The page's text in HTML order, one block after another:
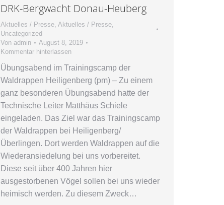
DRK-Bergwacht Donau-Heuberg
Aktuelles / Presse, Aktuelles / Presse,
Uncategorized
Von admin
August 8, 2019
Kommentar hinterlassen
Übungsabend im Trainingscamp der
Waldrappen Heiligenberg (pm) – Zu einem
ganz besonderen Übungsabend hatte der
Technische Leiter Matthäus Schiele
eingeladen. Das Ziel war das Trainingscamp
der Waldrappen bei Heiligenberg/
Überlingen. Dort werden Waldrappen auf die
Wiederansiedelung bei uns vorbereitet.
Diese seit über 400 Jahren hier
ausgestorbenen Vögel sollen bei uns wieder
heimisch werden. Zu diesem Zweck…